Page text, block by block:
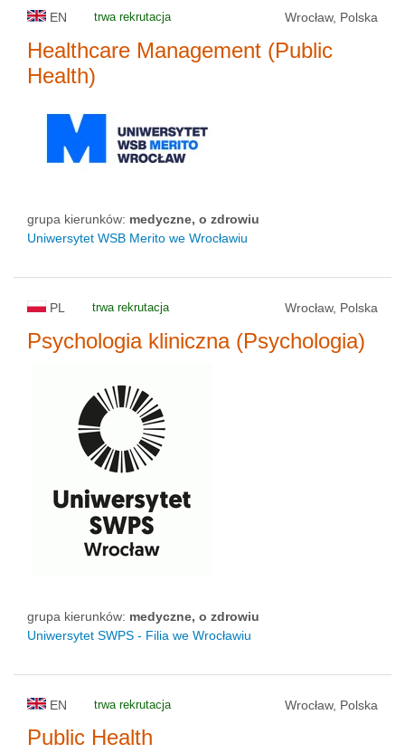
EN trwa rekrutacja Wrocław, Polska
Healthcare Management (Public
Health)
grupa kierunków: medyczne, o zdrowiu
Uniwersytet WSB Merito we Wrocławiu
PL trwa rekrutacja Wrocław, Polska
Psychologia kliniczna (Psychologia)
grupa kierunków: medyczne, o zdrowiu
Uniwersytet SWPS - Filia we Wrocławiu
EN trwa rekrutacja Wrocław, Polska
Public Health